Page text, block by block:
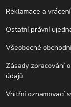
Reklamace a
Ostatní právní
Všeobecné
Zásady zpracování
údajů
Vnitřní oznamovací